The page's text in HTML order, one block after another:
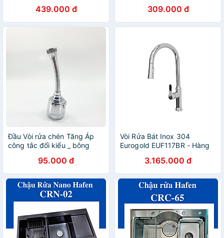
439.000 đ 309.000 đ
Đầu Vòi rửa chén Tăng Áp
công tắc đổi kiểu _ bông
vòi rửa bát tăng áp lực nước
2 chế độ phun_đầu tăng áp
rửa chén bát nhựa ABS si
inox cao cấp_ đầu vòi rửa
chén tăng áp_ vòi rửa chén
95.000 đ
Vòi Rửa Bát Inox 304
Eurogold EUF117BR - Hàng
3.165.000 đ